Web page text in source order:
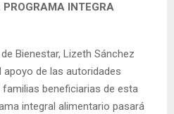
INTEGRA
Bienestar, Lizeth Sánchez
apoyo de las autoridades
beneficiarias de esta
integral alimentario pasará